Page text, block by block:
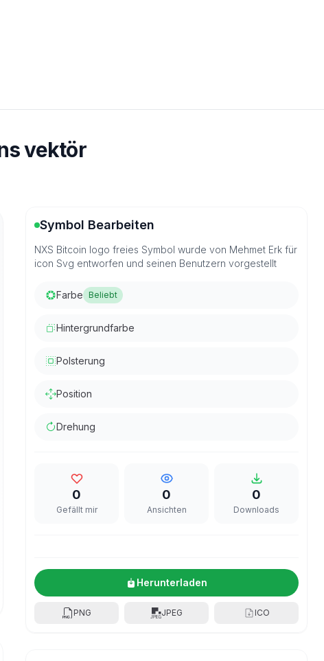
vektör
Symbol Bearbeiten
NXS Bitcoin logo freies Symbol wurde von Mehmet Erk für
icon Svg entworfen und seinen Benutzern vorgestellt
Farbe Beliebt
Hintergrundfarbe
Polsterung
Position
Drehung
0
Gefällt mir
0
Ansichten
0
Downloads
Herunterladen
PNG JPEG ICO